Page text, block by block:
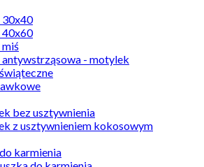
30x40
40x60
miś
antywstrząsowa - motylek
bez usztywnienia
z usztywnieniem kokosowym
karmienia